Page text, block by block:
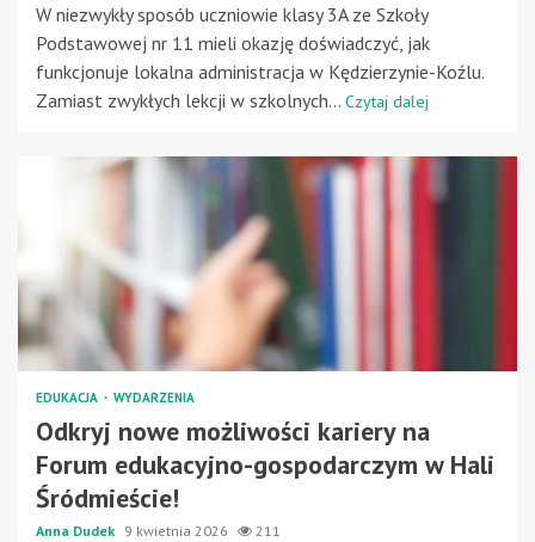
W niezwykły sposób uczniowie klasy 3A ze Szkoły
Podstawowej nr 11 mieli okazję doświadczyć, jak
funkcjonuje lokalna administracja w Kędzierzynie-Koźlu.
Zamiast zwykłych lekcji w szkolnych... Czytaj dalej
EDUKACJA WYDARZENIA
Odkryj nowe możliwości kariery na
Forum edukacyjno-gospodarczym w Hali
Śródmieście!
Anna Dudek 9 kwietnia 2026 211